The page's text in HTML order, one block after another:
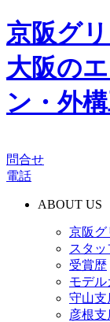
京阪グ
大阪の
ン・外
問合せ
電話
ABOUT US
京阪グ
スタ
受賞歴
モデ
守山支
彦根